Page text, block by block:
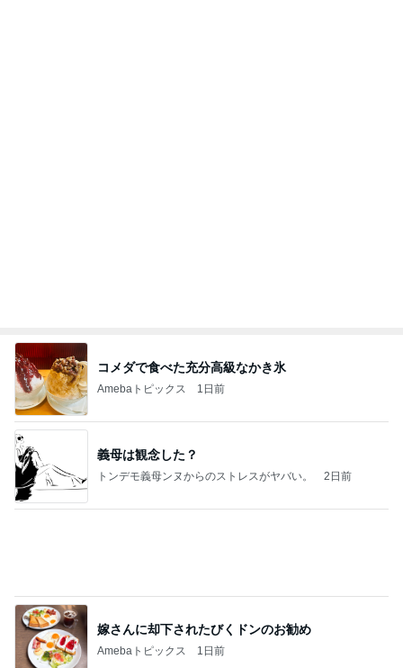
コメダで食べた充分高級なかき氷
Amebaトピックス 1日前
義母は観念した？
トンデモ義母ンヌからのストレスがヤバい。 2日前
嫁さんに却下されたびくドンのお勧め
Amebaトピックス 1日前